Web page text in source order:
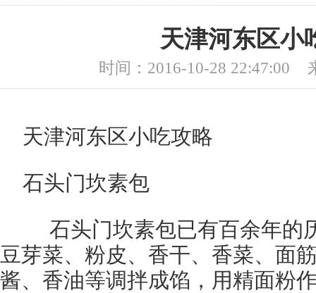
天津河东区小
时间：2016-10-28 22:47:00
天津河东区小吃攻略
石头门坎素包
石头门坎素包已有百余年的
豆芽菜、粉皮、香干、香菜、面
酱、香油等调拌成馅，用精面粉